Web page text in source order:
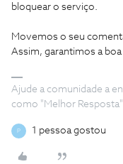
bloquear o serviço.
Movemos o seu
Assim, garantimos a
Ajude a comunidade a
como "Melhor
P 1 pessoa gostou